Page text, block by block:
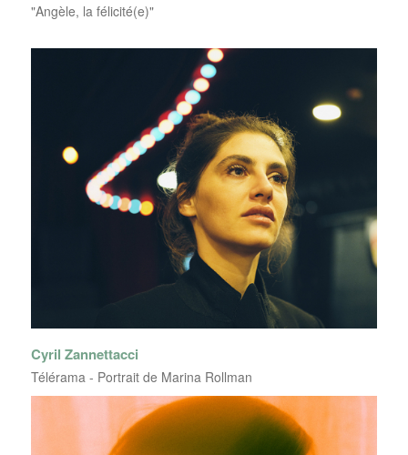
"Angèle, la félicité(e)"
Cyril Zannettacci
Télérama - Portrait de Marina Rollman